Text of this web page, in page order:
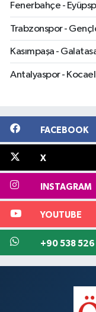
Fenerbahçe -
Trabzonspor -
Kasımpaşa -
Antalyaspor -
FACEBOOK
X
INSTAGRAM
YOUTUBE
+90 538 526